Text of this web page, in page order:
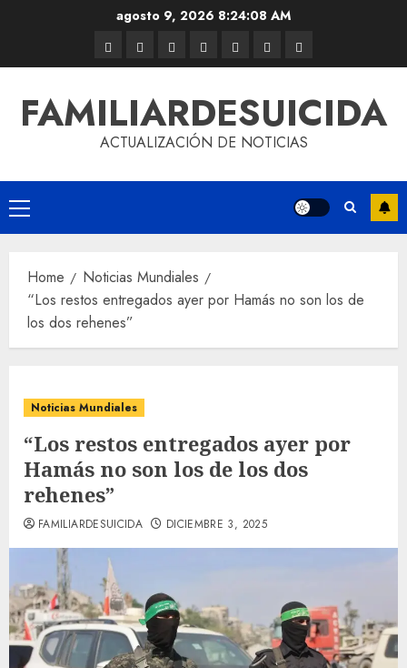
agosto 9, 2026 8:24:09 AM
FAMILIARDESUICIDA
ACTUALIZACIÓN DE NOTICIAS
Home
Noticias Mundiales
“Los restos entregados ayer por Hamás no son los de
los dos rehenes”
Noticias Mundiales
“Los restos entregados ayer por
Hamás no son los de los dos
rehenes”
FAMILIARDESUICIDA DICIEMBRE 3, 2025